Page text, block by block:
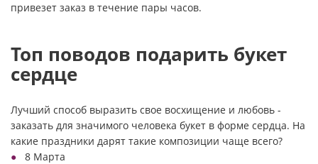
привезет заказ в течение пары часов.
Топ поводов подарить букет
сердце
Лучший способ выразить свое восхищение и любовь -
заказать для значимого человека букет в форме сердца. На
какие праздники дарят такие композиции чаще всего?
8 Марта